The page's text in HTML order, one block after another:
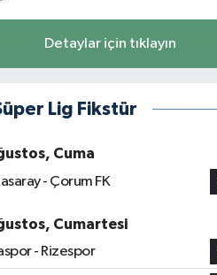
Detaylar için tıklayın
Lig Fikstür
Cuma
- Çorum FK
Cumartesi
- Rizespor